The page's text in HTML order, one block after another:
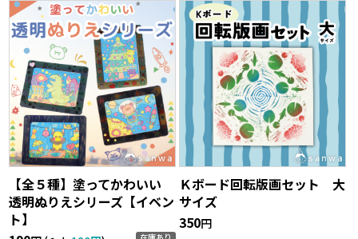
【全５種】塗ってかわいい
透明ぬりえシリーズ【イベン
ト】
Ｋボード回転版画セット 大
サイズ
350円